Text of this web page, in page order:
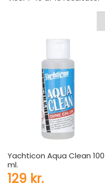
Yachticon Aqua Clean 100
ml.
129 kr.